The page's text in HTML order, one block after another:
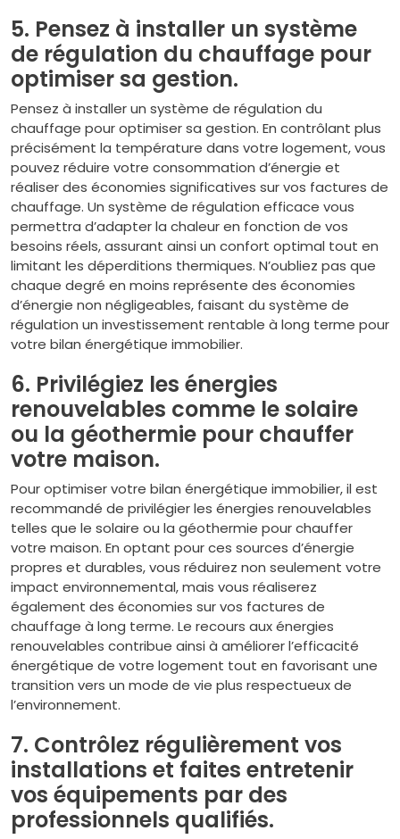
5. Pensez à installer un système
de régulation du chauffage pour
optimiser sa gestion.
Pensez à installer un système de régulation du
chauffage pour optimiser sa gestion. En contrôlant plus
précisément la température dans votre logement, vous
pouvez réduire votre consommation d’énergie et
réaliser des économies significatives sur vos factures de
chauffage. Un système de régulation efficace vous
permettra d’adapter la chaleur en fonction de vos
besoins réels, assurant ainsi un confort optimal tout en
limitant les déperditions thermiques. N’oubliez pas que
chaque degré en moins représente des économies
d’énergie non négligeables, faisant du système de
régulation un investissement rentable à long terme pour
votre bilan énergétique immobilier.
6. Privilégiez les énergies
renouvelables comme le solaire
ou la géothermie pour chauffer
votre maison.
Pour optimiser votre bilan énergétique immobilier, il est
recommandé de privilégier les énergies renouvelables
telles que le solaire ou la géothermie pour chauffer
votre maison. En optant pour ces sources d’énergie
propres et durables, vous réduirez non seulement votre
impact environnemental, mais vous réaliserez
également des économies sur vos factures de
chauffage à long terme. Le recours aux énergies
renouvelables contribue ainsi à améliorer l’efficacité
énergétique de votre logement tout en favorisant une
transition vers un mode de vie plus respectueux de
l’environnement.
7. Contrôlez régulièrement vos
installations et faites entretenir
vos équipements par des
professionnels qualifiés.